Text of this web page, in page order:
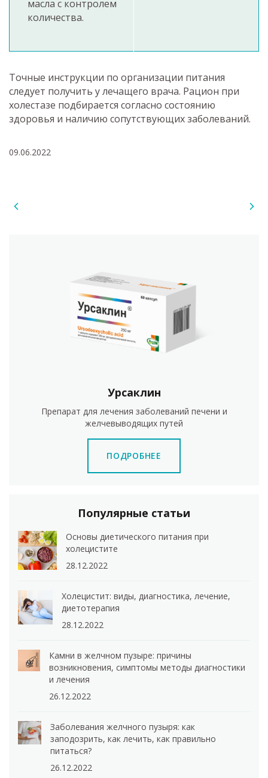
Урсаклин
Препарат для лечения заболеваний печени и
желчевыводящих путей
ПОДРОБНЕЕ
Популярные статьи
Основы диетического питания при
холецистите
28.12.2022
Холецистит: виды, диагностика, лечение,
диетотерапия
28.12.2022
Камни в желчном пузыре: причины
возникновения, симптомы методы диагностики
и лечения
26.12.2022
Заболевания желчного пузыря: как
заподозрить, как лечить, как правильно
питаться?
26.12.2022
масла с контролем
количества.
Точные инструкции по организации питания
следует получить у лечащего врача. Рацион при
холестазе подбирается согласно состоянию
здоровья и наличию сопутствующих заболеваний.
09.06.2022